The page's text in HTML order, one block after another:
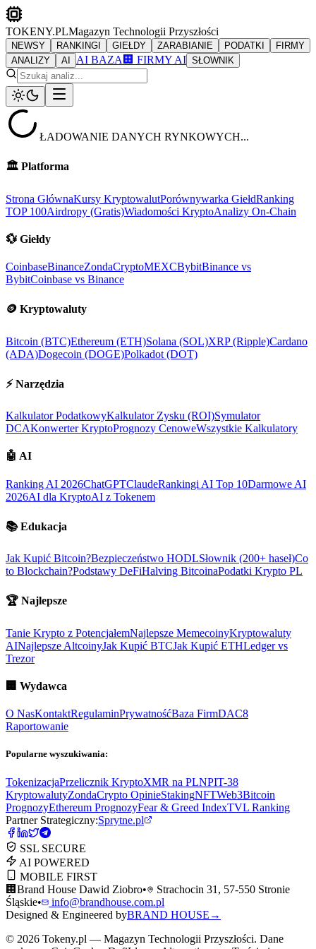
TOKENY.PLMagazyn Technologii Przyszłości
NEWSY RANKINGI GIEŁDY ZARABIANIE PODATKI
FIRMY
ANALIZY
AI AI BAZA 🏢 FIRMY AI SŁOWNIK
ŁADOWANIE DANYCH RYNKOWYCH...
🏛️ Platforma
Strona GłównaKursy KryptowalutPorównywarka GiełdRanking
TOP 100Airdropy (Gratis)Wiadomości KryptoAnalizy On-Chain
💱 Giełdy
CoinbaseBinanceZondaCryptoMEXCBybitBinance vs
BybitCoinbase vs Binance
🪙 Kryptowaluty
Bitcoin (BTC)Ethereum (ETH)Solana (SOL)XRP (Ripple)Cardano
(ADA)Dogecoin (DOGE)Polkadot (DOT)
⚡ Narzędzia
Kalkulator PodatkowyKalkulator Zysku (ROI)Symulator
DCAKonwerter KryptoPrognozy CenoweWszystkie Kalkulatory
🤖 AI
Ranking AI 2026ChatGPTClaudeRankingi AI Top 10Darmowe AI
2026AI dla KryptoAI z Tokenem
📚 Edukacja
Jak Kupić Bitcoin?Bezpieczeństwo HODLSłownik (200+ haseł)Co
to Blockchain?Podstawy DeFiHalving BitcoinaPodatki Krypto PL
🏆 Najlepsze
Tanie Krypto z PotencjałemNajlepsze MemecoinyKryptowaluty
AINajlepsze AltcoinyJak Kupić BTCJak Kupić ETHLedger vs
Trezor
🏢 Wydawca
O NasKontaktRegulaminPrywatnośćBaza FirmDAC8
Raportowanie
Popularne wyszukiwania:
TokenizacjaPrzelicznik KryptoXMR na PLNPIT-38
KryptowalutyZondaCrypto OpinieStakingNFTWeb3Bitcoin
PrognozyEthereum PrognozyFear & Greed IndexTVL Ranking
Partner Strategiczny:Sprytne.pl
SSL SECURE
AI POWERED
MOBILE FIRST
🏢 Brand House Dawid Ziobro•
Strachocin 31, 57-550 Stronie
Śląskie•
info@brandhouse.com.pl
Designed & Engineered byBRAND HOUSE →
© 2026 Tokeny.pl — Magazyn Technologii Przyszłości. Dane